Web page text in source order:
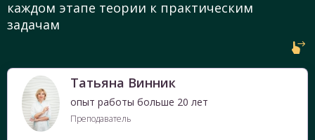
Показы, противоприказы
Работа с детьми
Брови
Язык
Смайл
каждом этапе теории к практическим
задачам
Татьяна Винник
опыт работы больше 20 лет
Преподаватель